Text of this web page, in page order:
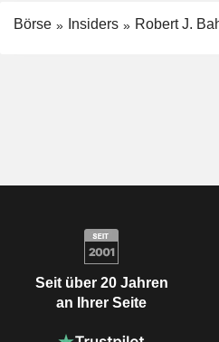
Börse Insiders Robert J.
Seit über 20 Jahren
an Ihrer Seite